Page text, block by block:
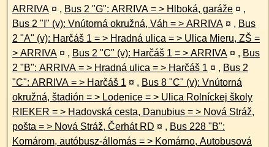
ARRIVA ¤ , Bus 2 "G": ARRIVA = > Hlboká, garáže ¤ ,
Bus 2 "I" (v): Vnútorná okružná, Váh = > ARRIVA ¤ , Bus
2 "A" (v): Harčáš 1 = > Hradná ulica = > Ulica Mieru, ZŠ =
> ARRIVA ¤ , Bus 2 "C" (v): Harčáš 1 = > ARRIVA ¤ , Bus
2 "B": ARRIVA = > Hradná ulica = > Harčáš 1 ¤ , Bus 2
"C": ARRIVA = > Harčáš 1 ¤ , Bus 8 "C" (v): Vnútorná
okružná, štadión = > Lodenice = > Ulica Rolníckej školy
RIEKER = > Hadovská cesta, Danubius = > Nová Stráž,
pošta = > Nová Stráž, Čerhát RD ¤ , Bus 228 "B":
Komárom, autóbusz-állomás = > Komárno, Autobusová